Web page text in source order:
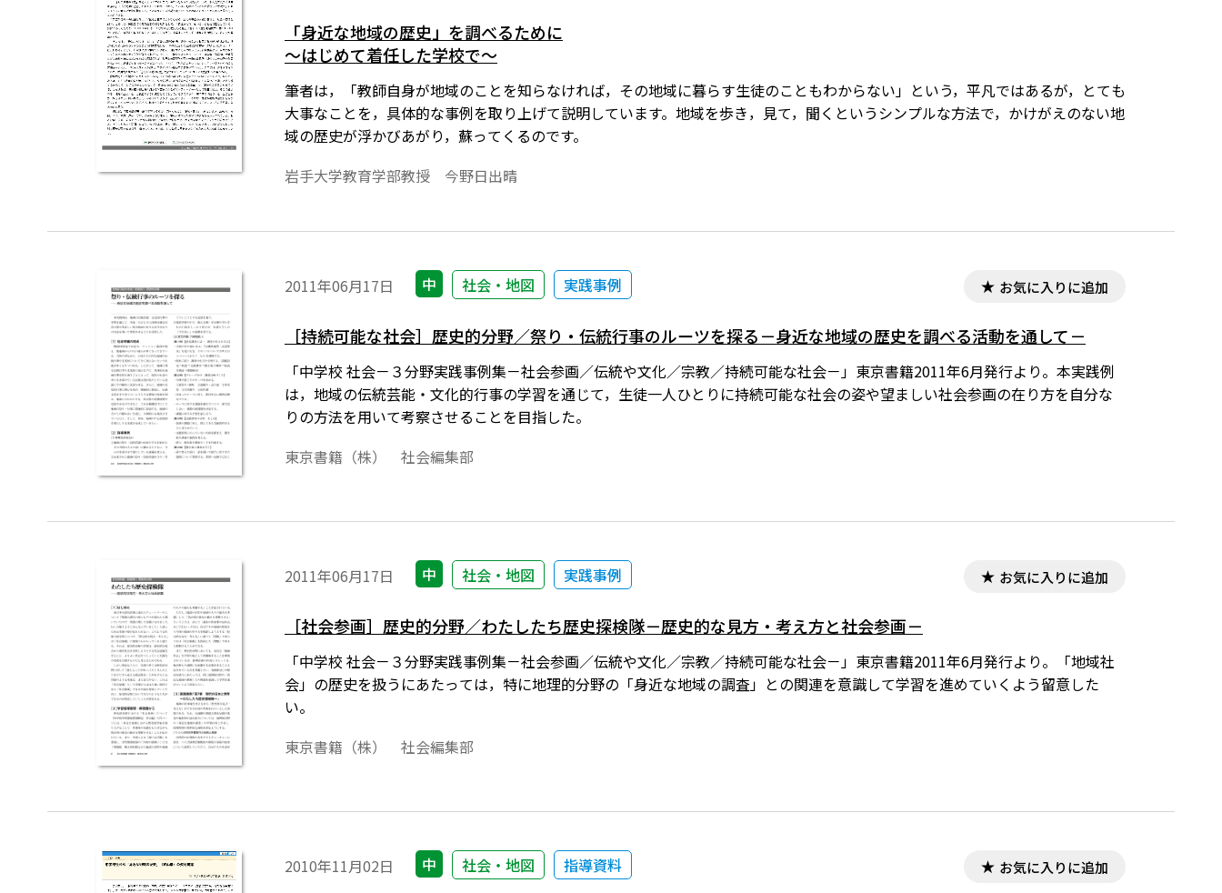
「身近な地域の歴史」を調べるために
～はじめて着任した学校で～
筆者は，「教師自身が地域のことを知らなければ，その地域に暮らす生徒のこともわからない」という，平凡ではあるが，とても
大事なことを，具体的な事例を取り上げて説明しています。地域を歩き，見て，聞くというシンプルな方法で，かけがえのない地
域の歴史が浮かびあがり，蘇ってくるのです。
岩手大学教育学部教授 今野日出晴
2011年06月17日 中 社会・地図 実践事例 お気に入りに追加
［持続可能な社会］歴史的分野／祭り・伝統行事のルーツを探る－身近な地域の歴史を調べる活動を通して－
「中学校 社会－３分野実践事例集－社会参画／伝統や文化／宗教／持続可能な社会－」東京書籍2011年6月発行より。本実践例
は，地域の伝統芸能・文化的行事の学習を通じて，生徒一人ひとりに持続可能な社会の姿や望ましい社会参画の在り方を自分な
りの方法を用いて考察させることを目指した。
東京書籍（株） 社会編集部
2011年06月17日 中 社会・地図 実践事例 お気に入りに追加
［社会参画］歴史的分野／わたしたち歴史探検隊－歴史的な見方・考え方と社会参画－
「中学校 社会－３分野実践事例集－社会参画／伝統や文化／宗教／持続可能な社会－」東京書籍2011年6月発行より。「地域社
会」の歴史を扱うにあたっては，特に地理的分野の「身近な地域の調査」との関連を意識して学習を進めていくよう留意した
い。
東京書籍（株） 社会編集部
2010年11月02日 中 社会・地図 指導資料 お気に入りに追加